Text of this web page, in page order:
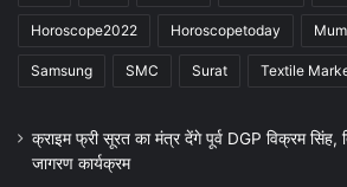
Horoscope2022 Horoscopetoday
Samsung SMC Surat Textile
क्राइम फ्री सूरत का मंत्र देंगे पूर्व DGP विक्रम सिंह,
जागरण कार्यक्रम